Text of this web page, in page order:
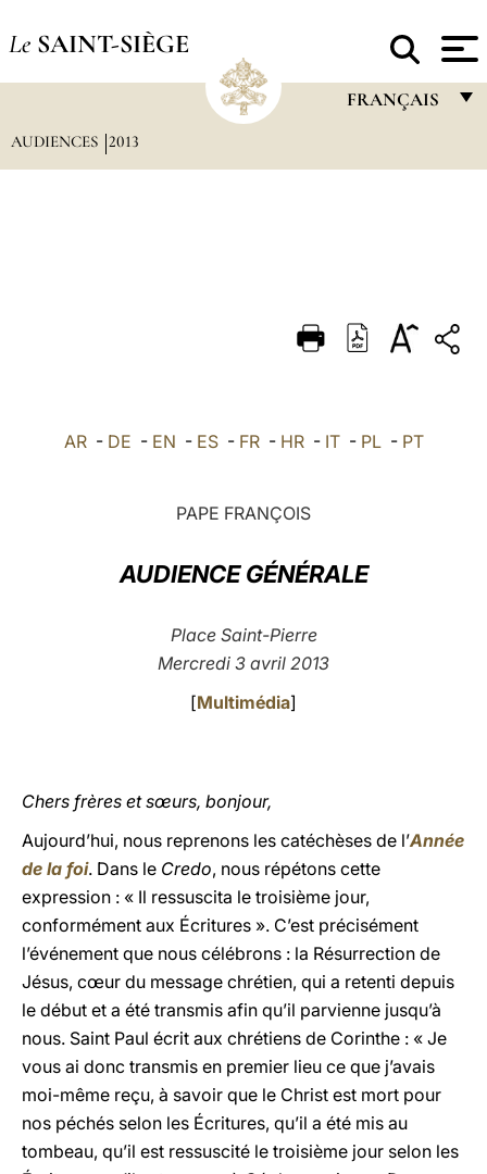
Le SAINT-SIÈGE
FRANÇAIS
DEUTSCH
العربيّة
AUDIENCES 2013
AR- DE - EN - ES- FR- HR- IT- PL- PT
PAPE FRANÇOIS
AUDIENCE GÉNÉRALE
Place Saint-Pierre
Mercredi 3 avril 2013
[Multimédia]
Chers frères et sœurs, bonjour,
Aujourd’hui, nous reprenons les catéchèses de l’Année
de la foi. Dans le Credo, nous répétons cette
expression : « Il ressuscita le troisième jour,
conformément aux Écritures ». C’est précisément
l’événement que nous célébrons : la Résurrection de
Jésus, cœur du message chrétien, qui a retenti depuis
le début et a été transmis afin qu’il parvienne jusqu’à
nous. Saint Paul écrit aux chrétiens de Corinthe : « Je
vous ai donc transmis en premier lieu ce que j’avais
moi-même reçu, à savoir que le Christ est mort pour
nos péchés selon les Écritures, qu’il a été mis au
tombeau, qu’il est ressuscité le troisième jour selon les